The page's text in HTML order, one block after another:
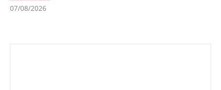
07/08/2026